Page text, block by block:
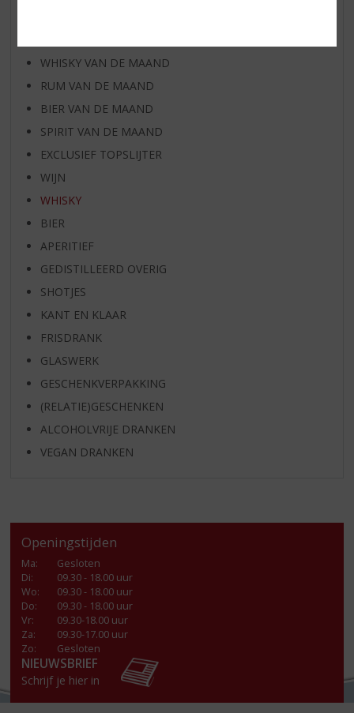
WHISKY VAN DE MAAND
RUM VAN DE MAAND
BIER VAN DE MAAND
SPIRIT VAN DE MAAND
EXCLUSIEF TOPSLIJTER
WIJN
WHISKY
BIER
APERITIEF
GEDISTILLEERD OVERIG
SHOTJES
KANT EN KLAAR
FRISDRANK
GLASWERK
GESCHENKVERPAKKING
(RELATIE)GESCHENKEN
ALCOHOLVRIJE DRANKEN
VEGAN DRANKEN
Openingstijden
Ma:
Gesloten
Di:
09.30 - 18.00 uur
Wo:
09.30 - 18.00 uur
Do:
09.30 - 18.00 uur
Vr:
09.30-18.00 uur
Za:
09.30-17.00 uur
Zo:
Gesloten
NIEUWSBRIEF
Schrijf je hier in